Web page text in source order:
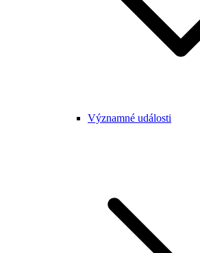
Významné události